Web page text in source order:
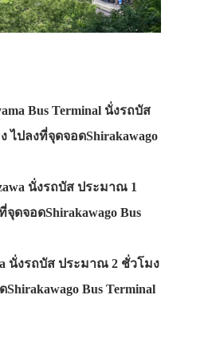
Bus Terminal นั่งรถบัส
ไปลงที่จุดจอดShirakawago
นั่งรถบัส ประมาณ 1
ดจอดShirakawago Bus
นั่งรถบัส ประมาณ 2 ชั่วโมง
Bus Terminal